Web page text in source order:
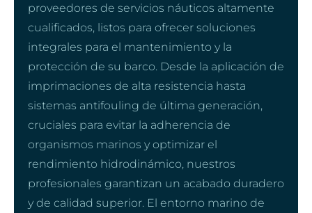
proveedores de servicios náuticos altamente
cualificados, listos para ofrecer soluciones
integrales para el mantenimiento y la
protección de su barco. Desde la aplicación de
imprimaciones de alta resistencia hasta
sistemas antifouling de última generación,
cruciales para evitar la adherencia de
organismos marinos y optimizar el
rendimiento hidrodinámico, nuestros
profesionales garantizan un acabado duradero
y de calidad superior. El entorno marino de